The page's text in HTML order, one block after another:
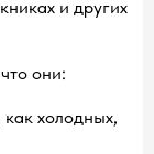
и других
они:
холодных,